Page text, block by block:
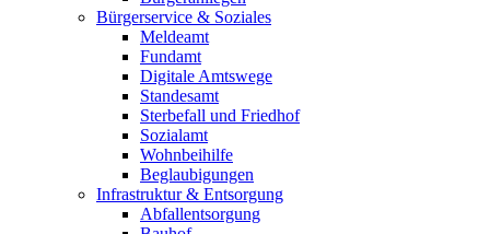
Bürgerservice & Soziales
Meldeamt
Fundamt
Digitale Amtswege
Standesamt
Sterbefall und Friedhof
Sozialamt
Wohnbeihilfe
Beglaubigungen
Infrastruktur & Entsorgung
Abfallentsorgung